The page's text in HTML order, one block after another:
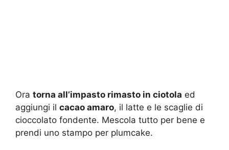
Ora torna all’impasto rimasto in ciotola ed
aggiungi il cacao amaro, il latte e le scaglie di
cioccolato fondente. Mescola tutto per bene e
prendi uno stampo per plumcake.